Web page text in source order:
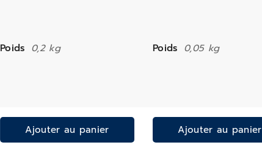
Poids 0,2 kg Poids 0,05 kg
Ajouter au panier Ajouter au panier